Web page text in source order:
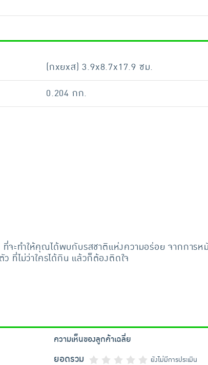
(กxยxส) 3.9x8.7x17.9 ซม.
0.204 กก.
ะทำให้คุณได้พบกับรสชาติแห่งความอร่อย จากการห
ที่ไม่ว่าใครได้กิน แล้วก็ต้องติดใจ
ความเห็นของลูกค้าเฉลี่ย
ยอดรวม ยังไม่มีการประเมิน